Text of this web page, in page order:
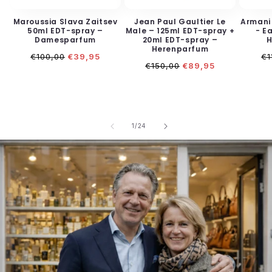
Maroussia Slava Zaitsev
50ml EDT-spray –
Damesparfum
Normale
€100,00 Aanbiedingsprijs
€39,95
Jean Paul Gaultier Le
Male – 125ml EDT-spray +
20ml EDT-spray –
Herenparfum
Normale
€150,00 Aanbiedingsprijs
€89,95
Armani
-
1 / van
24